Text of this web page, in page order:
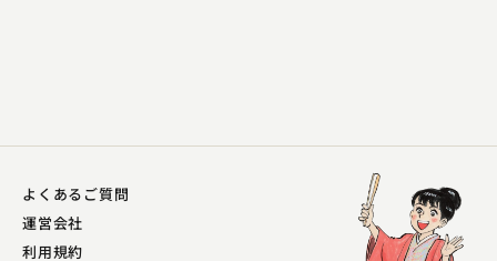
よくあるご質問
運営会社
利用規約